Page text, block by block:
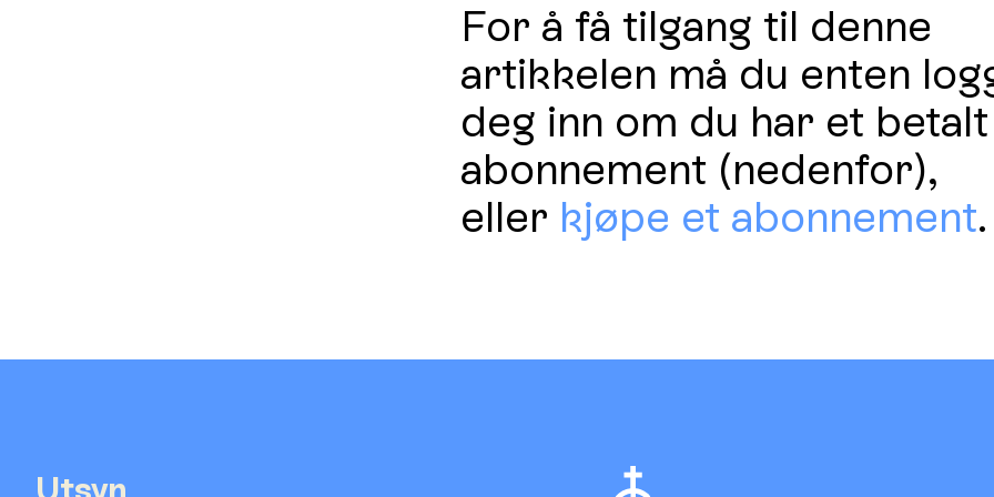
For å få tilgang til denne
artikkelen må du enten
deg inn om du har et betalt
abonnement (nedenfor),
eller kjøpe et abonnement.